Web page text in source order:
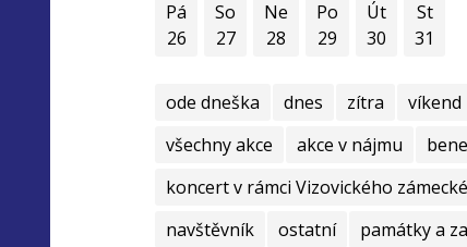
Pá
26
So
27
Ne
28
Po
29
Út
30
St
31
ode dneška dnes zítra víkend
všechny akce
akce v nájmu
koncert v rámci Vizovického
navštěvník
ostatní památky a